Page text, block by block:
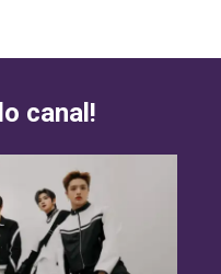
canal!